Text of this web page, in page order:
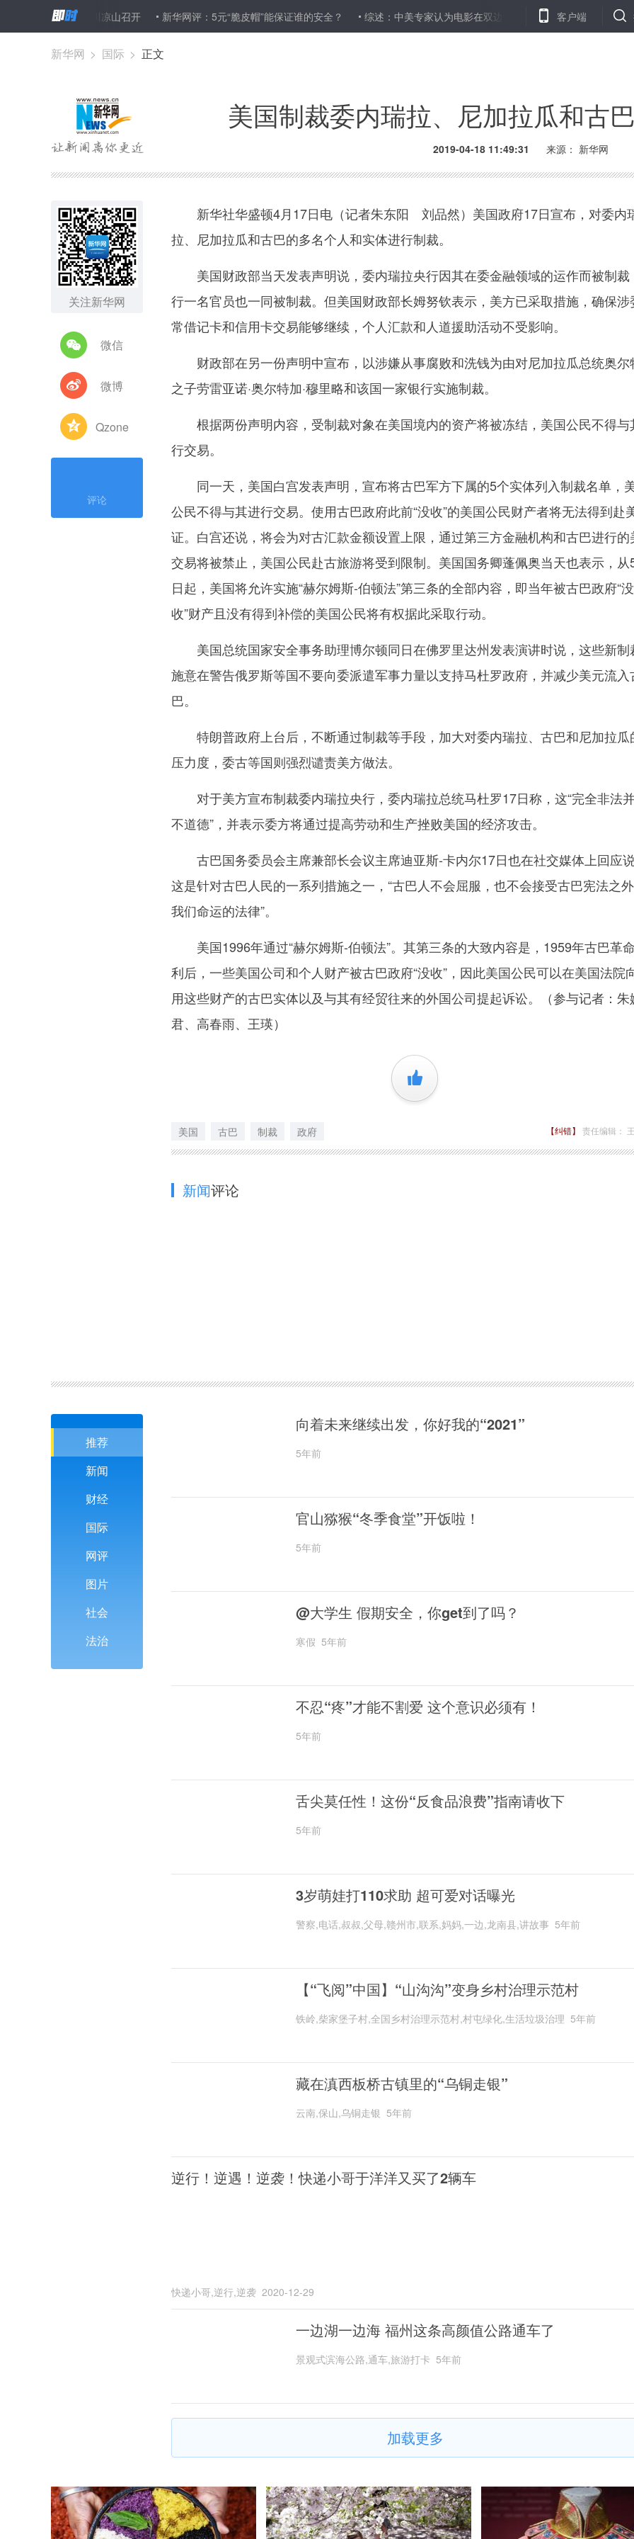
场会在四川凉山召开 新华网评：5元“脆皮帽”能保证谁的安全？ 综述：中美专家认为电影在双边关系中发挥着积极作用 俄总理说
客户端
新华网 > 国际 > 正文
美国制裁委内瑞拉、尼加拉瓜和古
2019-04-18 11:49:31 来源： 新华网
关注新华网
微信
微博
Qzone
评论
新华社华盛顿4月17日电（记者朱东阳 刘品然）美国政府17日宣布，对委内
拉、尼加拉瓜和古巴的多名个人和实体进行制裁。
美国财政部当天发表声明说，委内瑞拉央行因其在委金融领域的运作而被制裁
行一名官员也一同被制裁。但美国财政部长姆努钦表示，美方已采取措施，确保涉
常借记卡和信用卡交易能够继续，个人汇款和人道援助活动不受影响。
财政部在另一份声明中宣布，以涉嫌从事腐败和洗钱为由对尼加拉瓜总统奥尔
之子劳雷亚诺·奥尔特加·穆里略和该国一家银行实施制裁。
根据两份声明内容，受制裁对象在美国境内的资产将被冻结，美国公民不得与
行交易。
同一天，美国白宫发表声明，宣布将古巴军方下属的5个实体列入制裁名单，
公民不得与其进行交易。使用古巴政府此前“没收”的美国公民财产者将无法得到赴
证。白宫还说，将会为对古汇款金额设置上限，通过第三方金融机构和古巴进行的
交易将被禁止，美国公民赴古旅游将受到限制。美国国务卿蓬佩奥当天也表示，从
日起，美国将允许实施“赫尔姆斯-伯顿法”第三条的全部内容，即当年被古巴政府“没
收”财产且没有得到补偿的美国公民将有权据此采取行动。
美国总统国家安全事务助理博尔顿同日在佛罗里达州发表演讲时说，这些新制
施意在警告俄罗斯等国不要向委派遣军事力量以支持马杜罗政府，并减少美元流入
巴。
特朗普政府上台后，不断通过制裁等手段，加大对委内瑞拉、古巴和尼加拉瓜
压力度，委古等国则强烈谴责美方做法。
对于美方宣布制裁委内瑞拉央行，委内瑞拉总统马杜罗17日称，这“完全非法
不道德”，并表示委方将通过提高劳动和生产挫败美国的经济攻击。
古巴国务委员会主席兼部长会议主席迪亚斯-卡内尔17日也在社交媒体上回应说
这是针对古巴人民的一系列措施之一，“古巴人不会屈服，也不会接受古巴宪法之
我们命运的法律”。
美国1996年通过“赫尔姆斯-伯顿法”。其第三条的大致内容是，1959年古巴革
利后，一些美国公司和个人财产被古巴政府“没收”，因此美国公民可以在美国法院
用这些财产的古巴实体以及与其有经贸往来的外国公司提起诉讼。（参与记者：朱
君、高春雨、王瑛）
+1
美国 古巴 制裁 政府 【纠错】 责任编辑：
新闻评论
推荐
新闻
财经
国际
网评
图片
社会
法治
向着未来继续出发，你好我的“2021”
5年前
官山猕猴“冬季食堂”开饭啦！
5年前
@大学生 假期安全，你get到了吗？
寒假 5年前
不忍“疼”才能不割爱 这个意识必须有！
5年前
舌尖莫任性！这份“反食品浪费”指南请收下
5年前
3岁萌娃打110求助 超可爱对话曝光
警察,电话,叔叔,父母,赣州市,联系,妈妈,一边,龙南县,讲故事 5年前
【“飞阅”中国】“山沟沟”变身乡村治理示范村
铁岭,柴家堡子村,全国乡村治理示范村,村屯绿化,生活垃圾治理 5年前
藏在滇西板桥古镇里的“乌铜走银”
云南,保山,乌铜走银 5年前
逆行！逆遇！逆袭！快递小哥于洋洋又买了2辆车
快递小哥,逆行,逆袭 2020-12-29
一边湖一边海 福州这条高颜值公路通车了
景观式滨海公路,通车,旅游打卡 5年前
加载更多